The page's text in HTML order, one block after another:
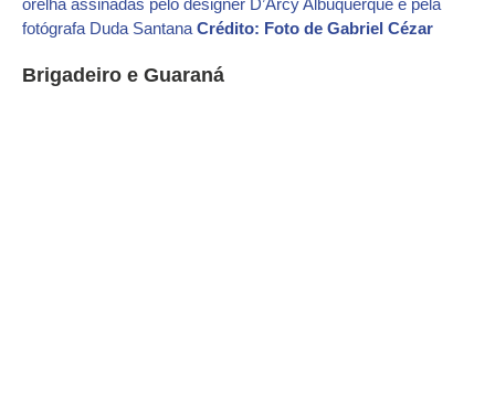
fotógrafa Duda Santana Crédito: Foto de Gabriel Cézar
Brigadeiro e Guaraná